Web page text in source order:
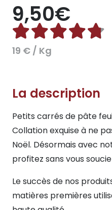
9,50€
Note
19 € / Kg
La description
Petits carrés de pâte
Collation exquise à ne
Noël. Désormais avec
profitez sans vous
Le succès de nos
matières premières